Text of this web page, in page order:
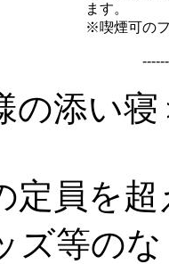
ます。
※喫煙可の
の添い寝
定員を
ズ等のな